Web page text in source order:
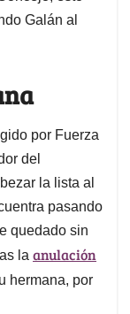
Galán al
por Fuerza
del
la lista al
pasando
quedado sin
la anulación
hermana, por